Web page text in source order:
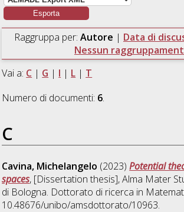
Raggruppa per: Autore | Data di
Nessun
Vai a: C | G | I | L | T
Numero di documenti: 6.
C
Cavina, Michelangelo (2023)Potential
spaces, [Dissertation thesis], Alma Mater
di Bologna. Dottorato di ricerca in
10.48676/unibo/amsdottorato/10963.